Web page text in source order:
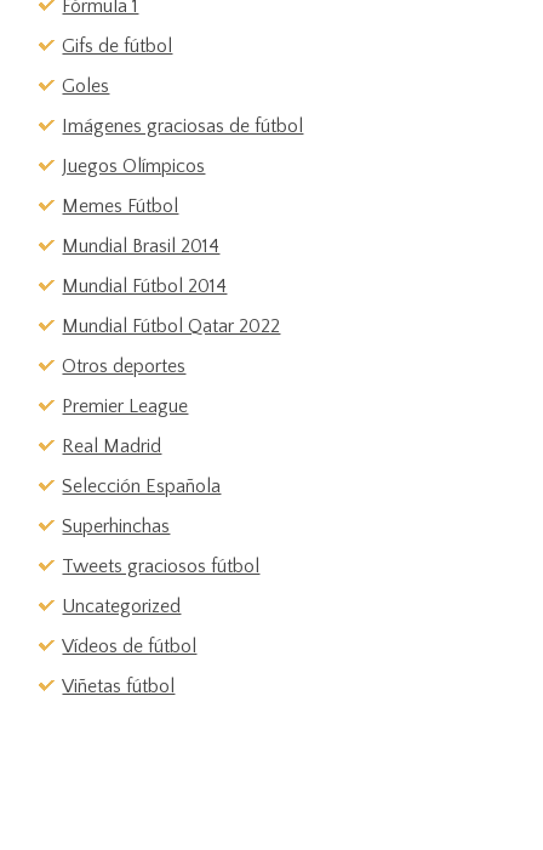
Fórmula 1
Gifs de fútbol
Goles
Imágenes graciosas de fútbol
Juegos Olímpicos
Memes Fútbol
Mundial Brasil 2014
Mundial Fútbol 2014
Mundial Fútbol Qatar 2022
Otros deportes
Premier League
Real Madrid
Selección Española
Superhinchas
Tweets graciosos fútbol
Uncategorized
Vídeos de fútbol
Viñetas fútbol